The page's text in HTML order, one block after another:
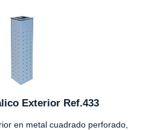
Exterior Ref.433
en metal cuadrado perforado,